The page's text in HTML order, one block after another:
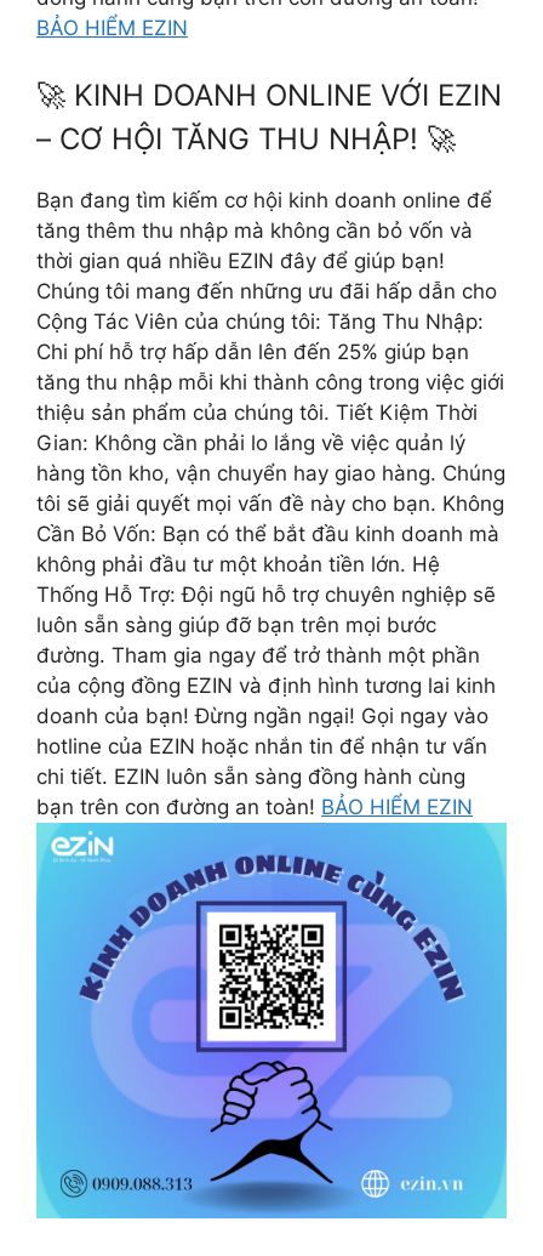
BẢO HIỂM EZIN
🚀 KINH DOANH ONLINE VỚI EZIN
– CƠ HỘI TĂNG THU NHẬP! 🚀
Bạn đang tìm kiếm cơ hội kinh doanh online để
tăng thêm thu nhập mà không cần bỏ vốn và
thời gian quá nhiều EZIN đây để giúp bạn!
Chúng tôi mang đến những ưu đãi hấp dẫn cho
Cộng Tác Viên của chúng tôi: Tăng Thu Nhập:
Chi phí hỗ trợ hấp dẫn lên đến 25% giúp bạn
tăng thu nhập mỗi khi thành công trong việc giới
thiệu sản phẩm của chúng tôi. Tiết Kiệm Thời
Gian: Không cần phải lo lắng về việc quản lý
hàng tồn kho, vận chuyển hay giao hàng. Chúng
tôi sẽ giải quyết mọi vấn đề này cho bạn. Không
Cần Bỏ Vốn: Bạn có thể bắt đầu kinh doanh mà
không phải đầu tư một khoản tiền lớn. Hệ
Thống Hỗ Trợ: Đội ngũ hỗ trợ chuyên nghiệp sẽ
luôn sẵn sàng giúp đỡ bạn trên mọi bước
đường. Tham gia ngay để trở thành một phần
của cộng đồng EZIN và định hình tương lai kinh
doanh của bạn! Đừng ngần ngại! Gọi ngay vào
hotline của EZIN hoặc nhắn tin để nhận tư vấn
chi tiết. EZIN luôn sẵn sàng đồng hành cùng
bạn trên con đường an toàn! BẢO HIỂM EZIN